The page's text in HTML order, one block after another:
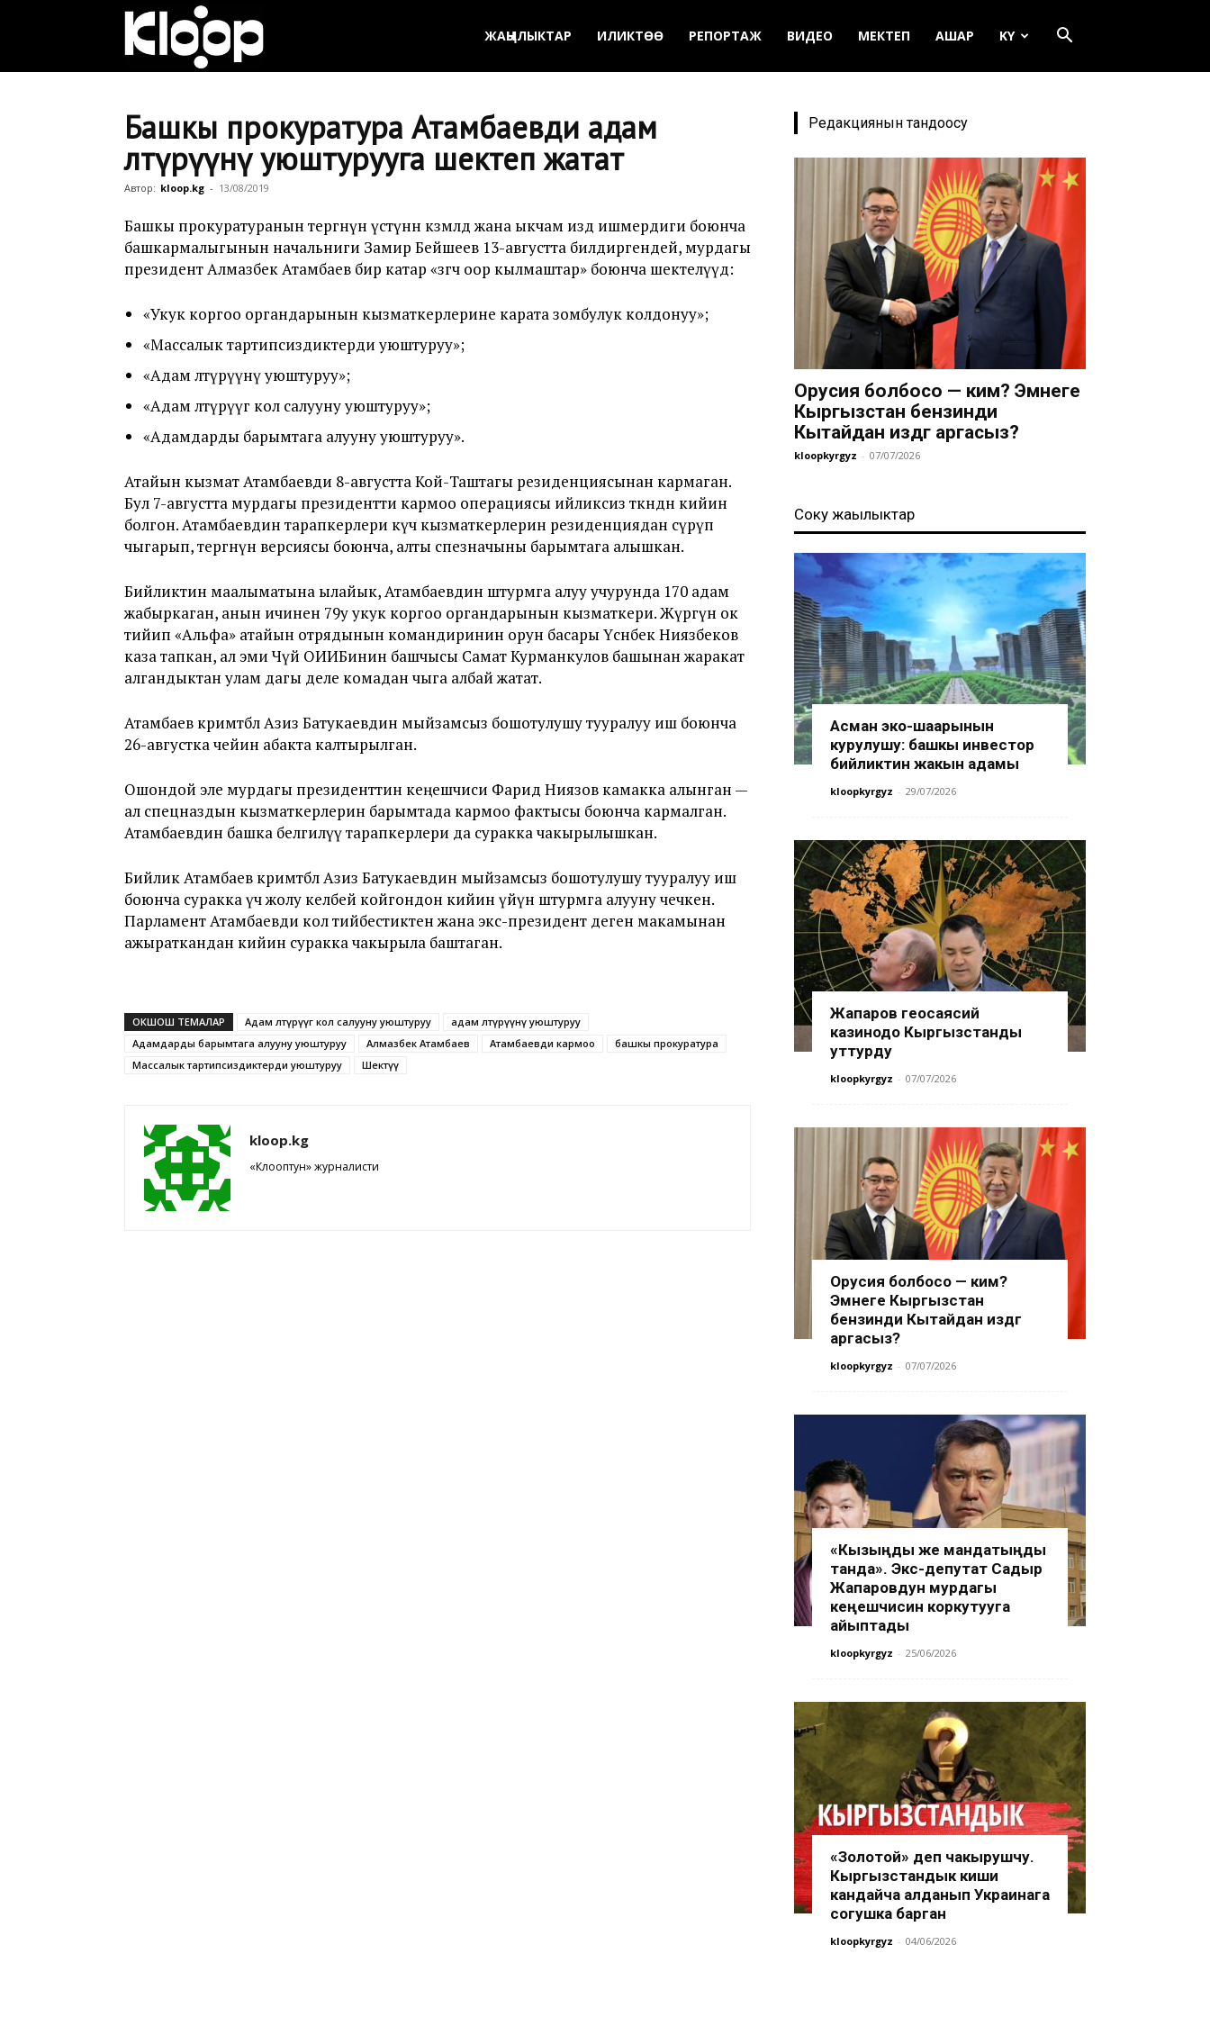
|
Кыргызстан
жаңылыктары
ЖАҢЫЛЫКТАР ИЛИКТӨӨ РЕПОРТАЖ ВИДЕО МЕКТЕП АШАР KY
Башкы прокуратура Атамбаевди адам
өлтүрүүнү уюштурууга шектеп жатат
Автор: kloop.kg - 13/08/2019
Башкы прокуратуранын тергөөнүн үстүнөн көзөмөлдөө жана ыкчам издөө ишмердиги боюнча
башкармалыгынын начальниги Замир Бейшеев 13-августта билдиргендей, мурдагы
президент Алмазбек Атамбаев бир катар «өзгөчө оор кылмаштар» боюнча шектелүүдө:
«Укук коргоо органдарынын кызматкерлерине карата зомбулук колдонуу»;
«Массалык тартипсиздиктерди уюштуруу»;
«Адам өлтүрүүнү уюштуруу»;
«Адам өлтүрүүгө кол салууну уюштуруу»;
«Адамдарды барымтага алууну уюштуруу».
Атайын кызмат Атамбаевди 8-августта Кой-Таштагы резиденциясынан кармаган.
Бул 7-августта мурдагы президентти кармоо операциясы ийликсиз өткөндөн кийин
болгон. Атамбаевдин тарапкерлери күч кызматкерлерин резиденциядан сүрүп
чыгарып, тергөөнүн версиясы боюнча, алты спезначыны барымтага алышкан.
Бийликтин маалыматына ылайык, Атамбаевдин штурмга алуу учурунда 170 адам
жабыркаган, анын ичинен 79у укук коргоо органдарынын кызматкери. Жүрөгүнө ок
тийип «Альфа» атайын отрядынын командиринин орун басары Үсөнбек Ниязбеков
каза тапкан, ал эми Чүй ОИИБинин башчысы Самат Курманкулов башынан жаракат
алгандыктан улам дагы деле комадан чыга албай жатат.
Атамбаев кримтөбөл Азиз Батукаевдин мыйзамсыз бошотулушу тууралуу иш боюнча
26-августка чейин абакта калтырылган.
Ошондой эле мурдагы президенттин кеңешчиси Фарид Ниязов камакка алынган —
ал спецназдын кызматкерлерин барымтада кармоо фактысы боюнча кармалган.
Атамбаевдин башка белгилүү тарапкерлери да суракка чакырылышкан.
Бийлик Атамбаев кримтөбөл Азиз Батукаевдин мыйзамсыз бошотулушу тууралуу иш
боюнча суракка үч жолу келбей койгондон кийин үйүн штурмга алууну чечкен.
Парламент Атамбаевди кол тийбестиктен жана экс-президент деген макамынан
ажыраткандан кийин суракка чакырыла баштаган.
ОКШОШ ТЕМАЛАР Адам өлтүрүүгө кол салууну уюштуруу
адам өлтүрүүнү уюштуруу
Адамдарды барымтага алууну уюштуруу
Алмазбек Атамбаев Атамбаевди кармоо
башкы прокуратура
Массалык тартипсиздиктерди уюштуруу
Шектүү
kloop.kg
«Клооптун» журналисти
Редакциянын тандоосу
Орусия болбосо — ким? Эмнеге
Кыргызстан бензинди
Кытайдан издөөгө аргасыз?
kloopkyrgyz - 07/07/2026
Соңку жаңылыктар
Асман эко-шаарынын
курулушу: башкы инвестор
бийликтин жакын адамы
kloopkyrgyz - 29/07/2026
Жапаров геосаясий
казинодо Кыргызстанды
уттурду
kloopkyrgyz - 07/07/2026
Орусия болбосо — ким?
Эмнеге Кыргызстан
бензинди Кытайдан издөөгө
аргасыз?
kloopkyrgyz - 07/07/2026
«Кызыңды же мандатыңды
танда». Экс-депутат Садыр
Жапаровдун мурдагы
кеңешчисин коркутууга
айыптады
kloopkyrgyz - 25/06/2026
«Золотой» деп чакырушчу.
Кыргызстандык киши
кандайча алданып Украинага
согушка барган
kloopkyrgyz - 04/06/2026